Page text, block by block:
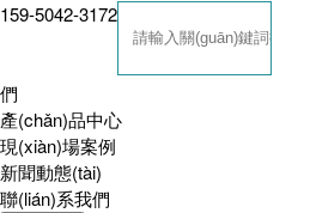
159-5042-3172
們
產(chǎn)品中心
現(xiàn)場案例
新聞動態(tài)
聯(lián)系我們